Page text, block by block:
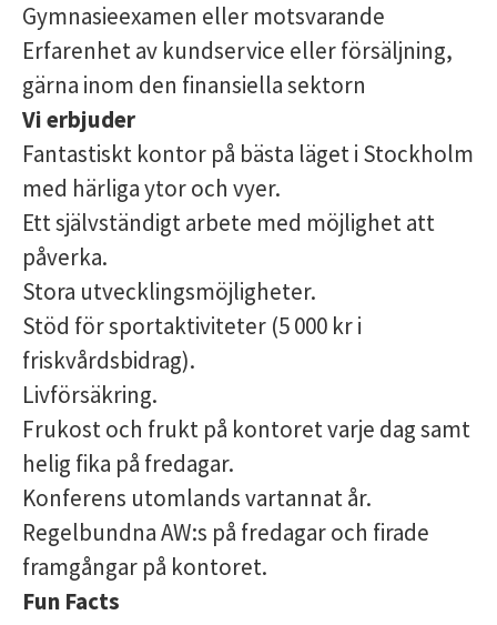
Gymnasieexamen eller motsvarande
Erfarenhet av kundservice eller försäljning,
gärna inom den finansiella sektorn
Vi erbjuder
Fantastiskt kontor på bästa läget i Stockholm
med härliga ytor och vyer.
Ett självständigt arbete med möjlighet att
påverka.
Stora utvecklingsmöjligheter.
Stöd för sportaktiviteter (5 000 kr i
friskvårdsbidrag).
Livförsäkring.
Frukost och frukt på kontoret varje dag samt
helig fika på fredagar.
Konferens utomlands vartannat år.
Regelbundna AW:s på fredagar och firade
framgångar på kontoret.
Fun Facts